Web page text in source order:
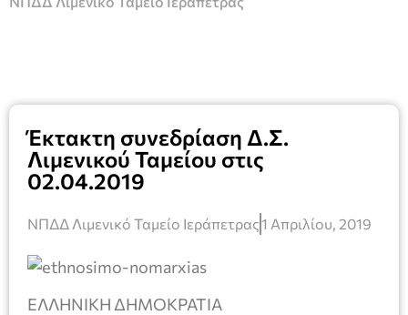
Έκτακτη συνεδρίαση Δ.Σ.
Λιμενικού Ταμείου στις
02.04.2019
ΝΠΔΔ Λιμενικό Ταμείο Ιεράπετρας1 Απριλίου, 2019
ΕΛΛΗΝΙΚΗ ΔΗΜΟΚΡΑΤΙΑ